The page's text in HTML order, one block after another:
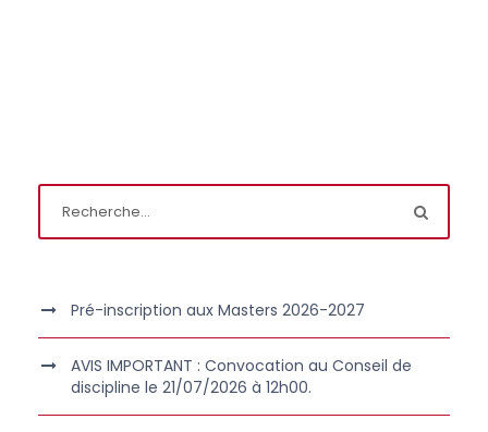
Pré-inscription aux Masters 2026-2027
AVIS IMPORTANT : Convocation au Conseil de
discipline le 21/07/2026 à 12h00.